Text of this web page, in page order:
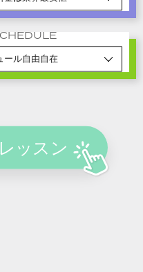
ール自由自在